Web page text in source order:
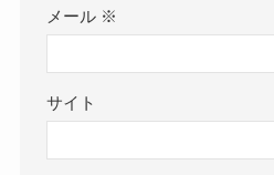
メール ※
サイト